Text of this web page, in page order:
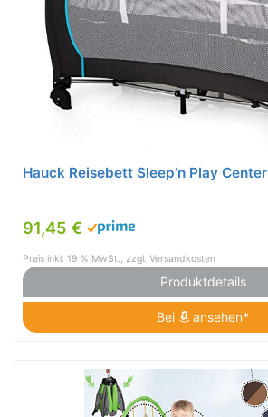
Hauck Reisebett Sleep’n Play Center
91,45 €
Preis inkl. 19 % MwSt., zzgl. Versandkosten
Produktdetails
Bei ansehen*